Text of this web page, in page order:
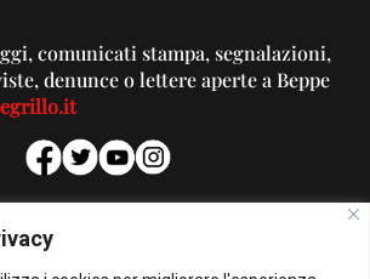
comunicati stampa, segnalazioni,
denunce o lettere aperte a Beppe
PUBBLICITA'
Per la tua pubblicità su questo Blog: